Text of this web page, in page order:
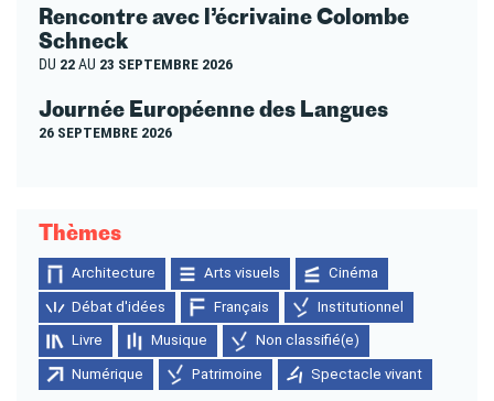
Rencontre avec l’écrivaine Colombe
Schneck
DU 22AU 23 SEPTEMBRE 2026
Journée Européenne des Langues
26 SEPTEMBRE 2026
Thèmes
Architecture Arts visuels Cinéma
Débat d'idées Français Institutionnel
Livre Musique Non classifié(e)
Numérique Patrimoine Spectacle vivant